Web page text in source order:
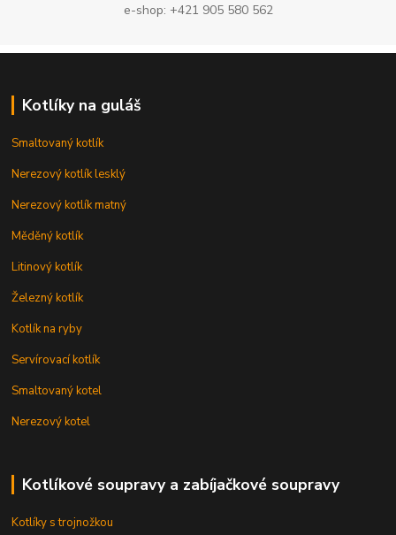
e-shop: +421 905 580 562
Kotlíky na guláš
Smaltovaný kotlík
Nerezový kotlík lesklý
Nerezový kotlík matný
Měděný kotlík
Litinový kotlík
Železný kotlík
Kotlík na ryby
Servírovací kotlík
Smaltovaný kotel
Nerezový kotel
Kotlíkové soupravy a zabíjačkové soupravy
Kotlíky s trojnožkou